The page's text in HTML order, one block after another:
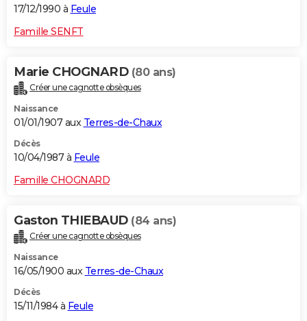
17/12/1990 à Feule
Famille SENFT
Marie CHOGNARD (80 ans)
Créer une cagnotte obsèques
Naissance
01/01/1907 aux Terres-de-Chaux
Décès
10/04/1987 à Feule
Famille CHOGNARD
Gaston THIEBAUD (84 ans)
Créer une cagnotte obsèques
Naissance
16/05/1900 aux Terres-de-Chaux
Décès
15/11/1984 à Feule